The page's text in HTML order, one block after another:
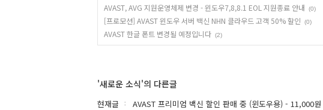
AVAST, AVG 지원운영체제 변경 - 윈도우7,8,8.1 EOL 지원종료 안내 (0)
[프로모션] AVAST 윈도우 서버 백신 NHN 클라우드 고객 50% 할인 (0)
AVAST 한글 폰트 변경될 예정입니다 (2)
'새로운 소식'의 다른글
현재글 AVAST 프리미엄 백신 할인 판매 중 (윈도우용) - 11,000